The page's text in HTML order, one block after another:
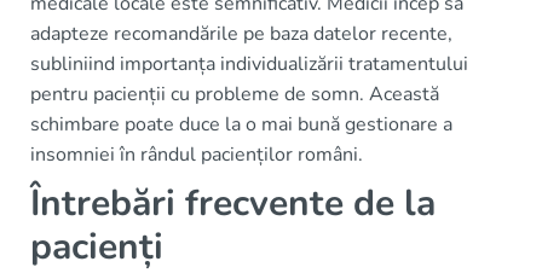
adapteze recomandările pe baza datelor recente,
subliniind importanța individualizării tratamentului
pentru pacienții cu probleme de somn. Această
schimbare poate duce la o mai bună gestionare a
insomniei în rândul pacienților români.
Întrebări frecvente de la
pacienți